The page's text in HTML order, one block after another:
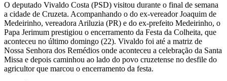
O deputado Vivaldo Costa (PSD) visitou durante o final de semana
a cidade de Cruzeta. Acompanhando o do ex-vereador Joaquim de
Medeirinho, vereadora Ariluzia (PR) e do ex-prefeito Medeirinho, o
Papa Jerimum prestigiou o encerramento da Festa da Colheita, que
aconteceu no último domingo (22). Vivaldo foi até a matriz de
Nossa Senhora dos Remédios onde aconteceu a celebração da Santa
Missa e depois caminhou ao lado do povo cruzetense no desfile do
agricultor que marcou o encerramento da festa.